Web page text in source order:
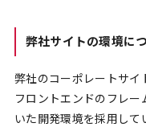
弊社サイトの環境に
弊社のコーポレートサ
フロントエンドのフレ
いた開発環境を採用して